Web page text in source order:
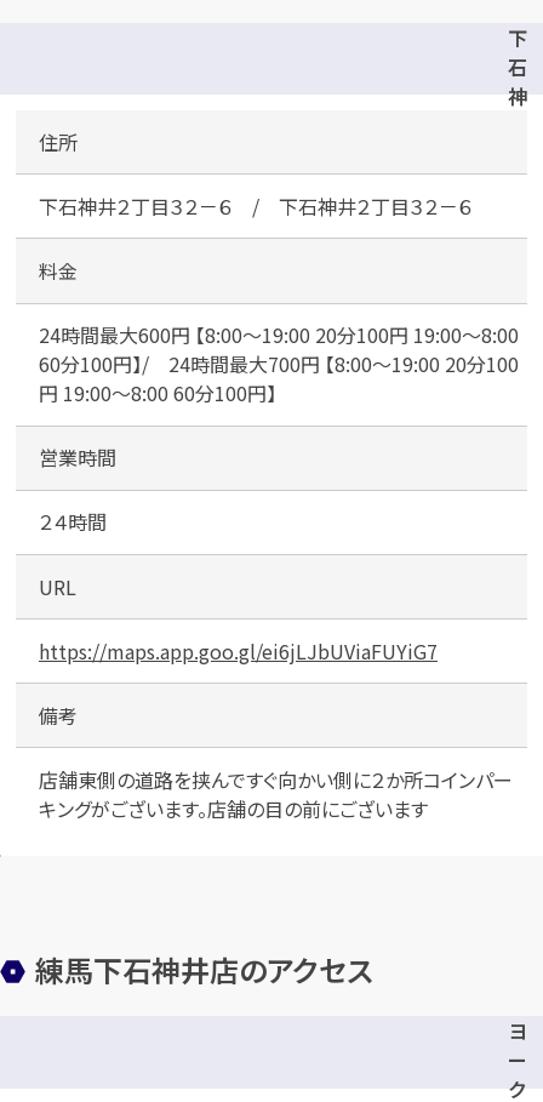
下
石
神
丁
駐
場
/
キ
グ
石
住所
下石神井２丁目３２－６ / 下石神井２丁目３２－６
料金
24時間最大600円 【8:00～19:00 20分100円 19:00～8:00
60分100円】/ 24時間最大700円 【8:00～19:00 20分100
円 19:00～8:00 60分100円】
営業時間
２４時間
URL
https://maps.app.goo.gl/ei6jLJbUViaFUYiG7
備考
店舗東側の道路を挟んですぐ向かい側に２か所コインパー
キングがございます。店舗の目の前にございます
練馬下石神井店のアクセス
ヨ
ー
ク